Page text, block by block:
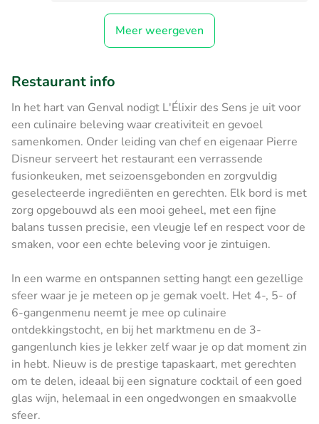
Meer weergeven
Restaurant info
In het hart van Genval nodigt L'Élixir des Sens je uit voor
een culinaire beleving waar creativiteit en gevoel
samenkomen. Onder leiding van chef en eigenaar Pierre
Disneur serveert het restaurant een verrassende
fusionkeuken, met seizoensgebonden en zorgvuldig
geselecteerde ingrediënten en gerechten. Elk bord is met
zorg opgebouwd als een mooi geheel, met een fijne
balans tussen precisie, een vleugje lef en respect voor de
smaken, voor een echte beleving voor je zintuigen.
In een warme en ontspannen setting hangt een gezellige
sfeer waar je je meteen op je gemak voelt. Het 4-, 5- of
6-gangenmenu neemt je mee op culinaire
ontdekkingstocht, en bij het marktmenu en de 3-
gangenlunch kies je lekker zelf waar je op dat moment zin
in hebt. Nieuw is de prestige tapaskaart, met gerechten
om te delen, ideaal bij een signature cocktail of een goed
glas wijn, helemaal in een ongedwongen en smaakvolle
sfeer.